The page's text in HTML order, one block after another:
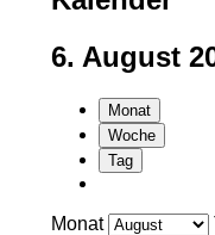
6. August
Monat
Woche
Tag
Monat